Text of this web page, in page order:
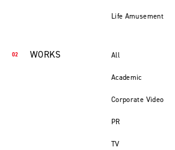
Life Amusement
WORKS All
Academic
Corporate Video
PR
TV